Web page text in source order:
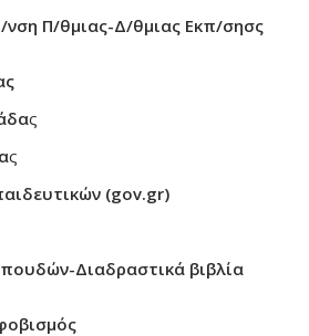
νση Π/θμιας-Δ/θμιας Εκπ/σησς
ς
ς
(gov.gr)
Διαδραστικά βιβλία